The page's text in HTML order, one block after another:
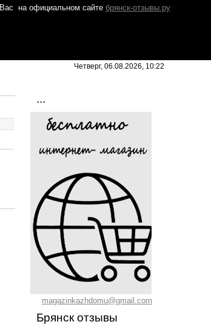
на официальном сайте брянск-отзывы.ру
Четверг, 06.08.2026, 10:22
...
magazinkazhdomu@gmail.com
Брянск отзывы